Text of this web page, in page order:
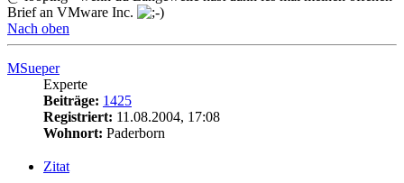
Brief an VMware Inc.
Nach oben
MSueper
Experte
Beiträge: 1425
Registriert: 11.08.2004, 17:08
Wohnort: Paderborn
Zitat